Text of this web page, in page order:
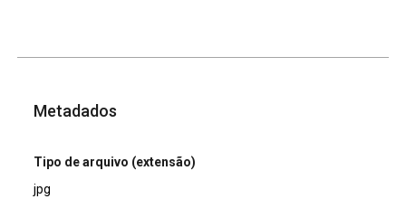
Metadados
Tipo de arquivo (extensão)
jpg